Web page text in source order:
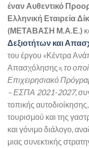
έναν Αυθεντικό
Ελληνική Εταιρεία
(ΜΕΤΑΒΑΣΗ Μ.Α.Ε.)
Δεξιοτήτων και
του έργου «Κέντρα
Απασχόλησης», το
Επιχειρησιακό
– ΕΣΠΑ 2021-2027,
τοπικής
τουρισμού και της
και γόνιμο διάλογο,
μιας συνεκτικής